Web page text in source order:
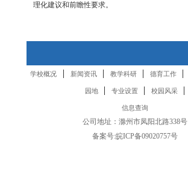
理化建议和前瞻性要求。
学校概况 | 新闻资讯 | 教学科研 | 德育工作 |
园地 | 专业设置 | 校园风采 |
信息查询
公司地址：滁州市凤阳北路338号
备案号:皖ICP备09020757号